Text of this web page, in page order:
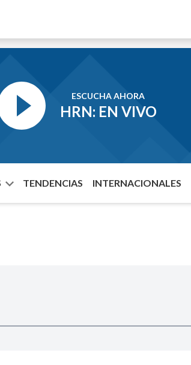
ESCUCHA AHORA
HRN: EN VIVO
TENDENCIAS INTERNACIONALES